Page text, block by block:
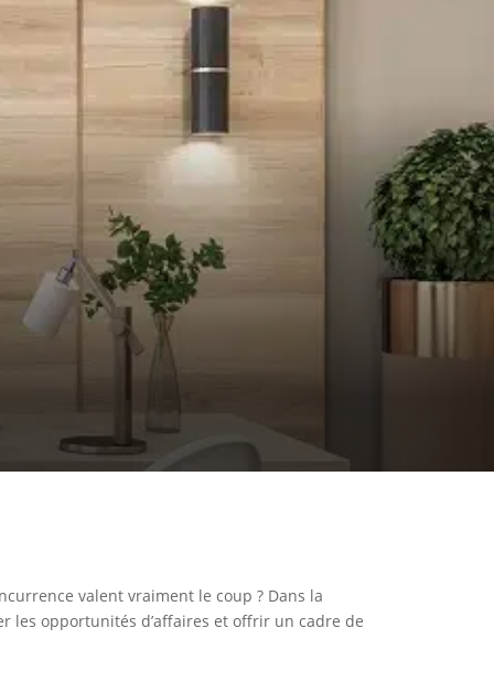
valent vraiment le coup ? Dans la
les opportunités d’affaires et offrir un cadre de